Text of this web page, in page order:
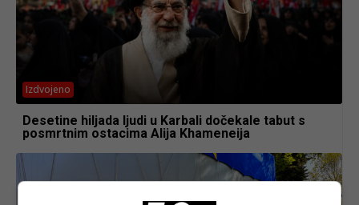
Izdvojeno
Desetine hiljada ljudi u Karbali dočekale tabut s
posmrtnim ostacima Alija Khameneija